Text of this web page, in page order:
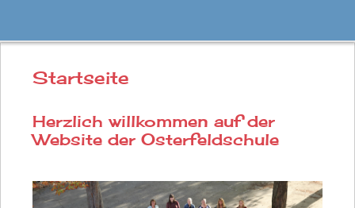
Startseite
Herzlich willkommen auf der
Website der Osterfeldschule